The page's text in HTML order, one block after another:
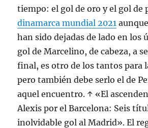
tiempo: el gol de oro y el gol de
dinamarca mundial 2021
han sido dejadas de lado en los
gol de Marcelino, de cabeza, a
final, es otro de los tantos para
pero también debe serlo el de
aquel encuentro. ↑ «El
Alexis por el Barcelona: Seis
inolvidable gol al Madrid». El